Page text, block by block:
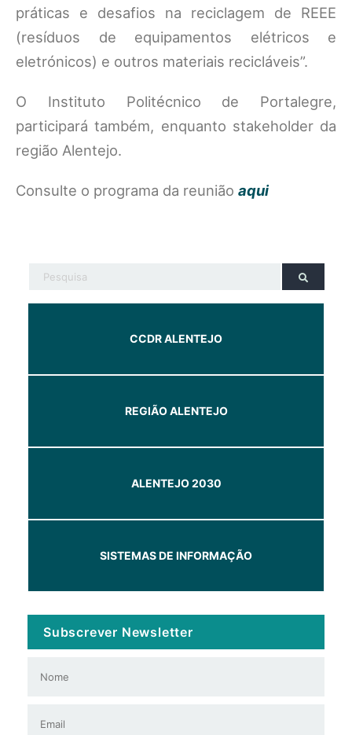
práticas e desafios na reciclagem de REEE
(resíduos de equipamentos elétricos e
eletrónicos) e outros materiais recicláveis”.
O Instituto Politécnico de Portalegre,
participará também, enquanto stakeholder da
região Alentejo.
Consulte o programa da reunião aqui
CCDR ALENTEJO
REGIÃO ALENTEJO
ALENTEJO 2030
SISTEMAS DE INFORMAÇÃO
Subscrever Newsletter